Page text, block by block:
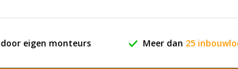
eigen monteurs Meer dan 25